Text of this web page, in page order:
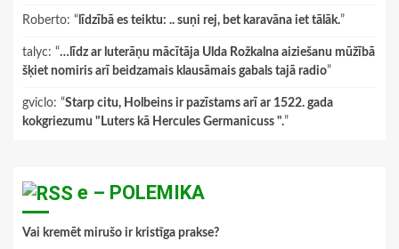
Roberto: “ līdzībā es teiktu: .. suņi rej, bet karavāna iet tālāk.”
talyc: “…līdz ar luterāņu mācītāja Ulda Rožkalna aiziešanu mūžībā
šķiet nomiris arī beidzamais klausāmais gabals tajā radio”
gviclo: “Starp citu, Holbeins ir pazīstams arī ar 1522. gada
kokgriezumu "Luters kā Hercules Germanicuss ".”
e – POLEMIKA
Vai kremēt mirušo ir kristīga prakse?